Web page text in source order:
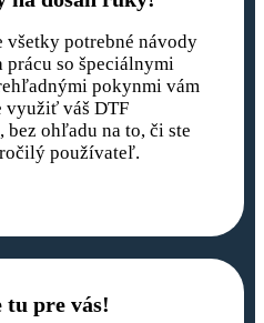
všetky potrebné návody
prácu so špeciálnymi
pokynmi vám
využiť váš DTF
ohľadu na to, či ste
používateľ.
tu pre vás!